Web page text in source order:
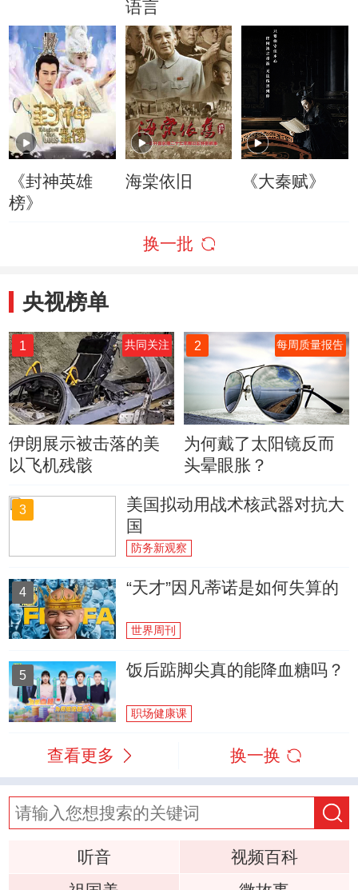
语言
《封神英雄
榜》
海棠依旧 《大秦赋》
换一批
央视榜单
1 共同关注
伊朗展示被击落的美
以飞机残骸
2 每周质量报告
为何戴了太阳镜反而
头晕眼胀？
3
美国拟动用战术核武器对抗大
国
防务新观察
4 “天才”因凡蒂诺是如何失算的
世界周刊
5 饭后踮脚尖真的能降血糖吗？
职场健康课
查看更多 换一换
听音
视频百科